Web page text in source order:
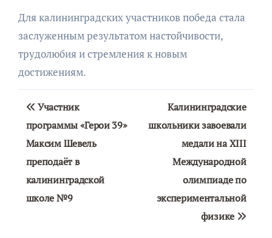
Для калининградских участников победа стала
заслуженным результатом настойчивости,
трудолюбия и стремления к новым
достижениям.
Навигация
по
записям
Участник
программы «Герои 39»
Максим Шевель
преподаёт в
калининградской
школе №9
Калининградские
школьники завоевали
медали на XIII
Международной
олимпиаде по
экспериментальной
физике